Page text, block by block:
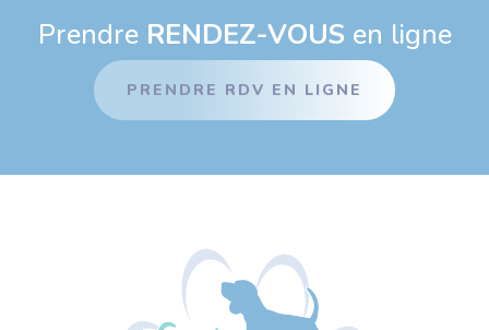
Prendre RENDEZ-VOUS en ligne
PRENDRE RDV EN LIGNE